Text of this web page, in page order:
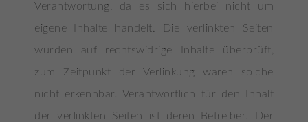
Verantwortung, da es sich hierbei nicht um
eigene Inhalte handelt. Die verlinkten Seiten
wurden auf rechtswidrige Inhalte überprüft,
zum Zeitpunkt der Verlinkung waren solche
nicht erkennbar. Verantwortlich für den Inhalt
der verlinkten Seiten ist deren Betreiber. Der